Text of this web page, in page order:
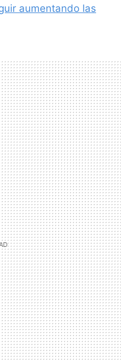
aumentando las